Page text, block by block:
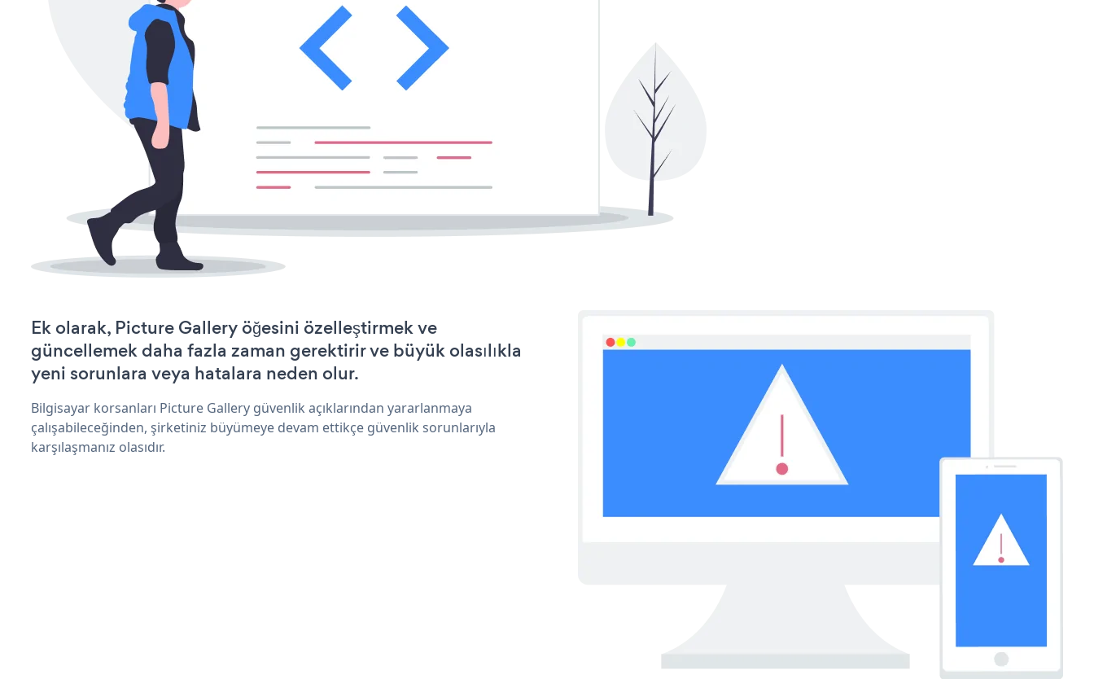
Ek olarak, Picture Gallery öğesini özelleştirmek ve
güncellemek daha fazla zaman gerektirir ve büyük olasılıkla
yeni sorunlara veya hatalara neden olur.
Bilgisayar korsanları Picture Gallery güvenlik açıklarından yararlanmaya
çalışabileceğinden, şirketiniz büyümeye devam ettikçe güvenlik sorunlarıyla
karşılaşmanız olasıdır.